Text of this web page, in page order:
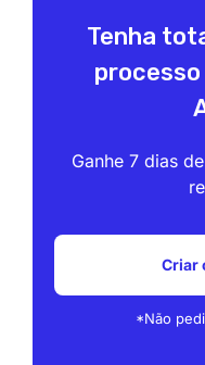
Tenha
Ganhe 7 dias
Criar
*Não